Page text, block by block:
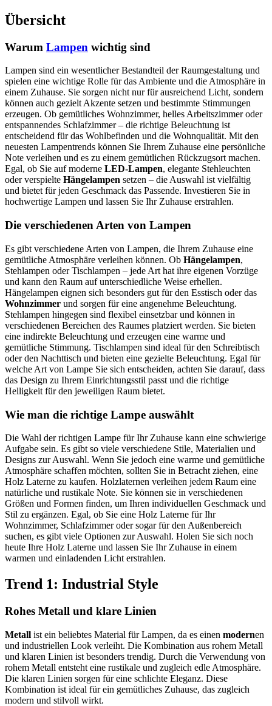
Übersicht
Warum Lampen wichtig sind
Lampen sind ein wesentlicher Bestandteil der Raumgestaltung und
spielen eine wichtige Rolle für das Ambiente und die Atmosphäre in
einem Zuhause. Sie sorgen nicht nur für ausreichend Licht, sondern
können auch gezielt Akzente setzen und bestimmte Stimmungen
erzeugen. Ob gemütliches Wohnzimmer, helles Arbeitszimmer oder
entspannendes Schlafzimmer – die richtige Beleuchtung ist
entscheidend für das Wohlbefinden und die Wohnqualität. Mit den
neuesten Lampentrends können Sie Ihrem Zuhause eine persönliche
Note verleihen und es zu einem gemütlichen Rückzugsort machen.
Egal, ob Sie auf moderne LED-Lampen, elegante Stehleuchten
oder verspielte Hängelampen setzen – die Auswahl ist vielfältig
und bietet für jeden Geschmack das Passende. Investieren Sie in
hochwertige Lampen und lassen Sie Ihr Zuhause erstrahlen.
Die verschiedenen Arten von Lampen
Es gibt verschiedene Arten von Lampen, die Ihrem Zuhause eine
gemütliche Atmosphäre verleihen können. Ob Hängelampen,
Stehlampen oder Tischlampen – jede Art hat ihre eigenen Vorzüge
und kann den Raum auf unterschiedliche Weise erhellen.
Hängelampen eignen sich besonders gut für den Esstisch oder das
Wohnzimmer und sorgen für eine angenehme Beleuchtung.
Stehlampen hingegen sind flexibel einsetzbar und können in
verschiedenen Bereichen des Raumes platziert werden. Sie bieten
eine indirekte Beleuchtung und erzeugen eine warme und
gemütliche Stimmung. Tischlampen sind ideal für den Schreibtisch
oder den Nachttisch und bieten eine gezielte Beleuchtung. Egal für
welche Art von Lampe Sie sich entscheiden, achten Sie darauf, dass
das Design zu Ihrem Einrichtungsstil passt und die richtige
Helligkeit für den jeweiligen Raum bietet.
Wie man die richtige Lampe auswählt
Die Wahl der richtigen Lampe für Ihr Zuhause kann eine schwierige
Aufgabe sein. Es gibt so viele verschiedene Stile, Materialien und
Designs zur Auswahl. Wenn Sie jedoch eine warme und gemütliche
Atmosphäre schaffen möchten, sollten Sie in Betracht ziehen, eine
Holz Laterne zu kaufen. Holzlaternen verleihen jedem Raum eine
natürliche und rustikale Note. Sie können sie in verschiedenen
Größen und Formen finden, um Ihren individuellen Geschmack und
Stil zu ergänzen. Egal, ob Sie eine Holz Laterne für Ihr
Wohnzimmer, Schlafzimmer oder sogar für den Außenbereich
suchen, es gibt viele Optionen zur Auswahl. Holen Sie sich noch
heute Ihre Holz Laterne und lassen Sie Ihr Zuhause in einem
warmen und einladenden Licht erstrahlen.
Trend 1: Industrial Style
Rohes Metall und klare Linien
Metall ist ein beliebtes Material für Lampen, da es einen modernen
und industriellen Look verleiht. Die Kombination aus rohem Metall
und klaren Linien ist besonders trendig. Durch die Verwendung von
rohem Metall entsteht eine rustikale und zugleich edle Atmosphäre.
Die klaren Linien sorgen für eine schlichte Eleganz. Diese
Kombination ist ideal für ein gemütliches Zuhause, das zugleich
modern und stilvoll wirkt.